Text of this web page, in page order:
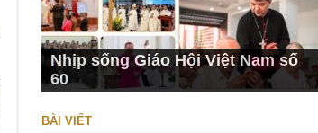
Nhịp sống Giáo Hội Việt Nam số
60
BÀI VIẾT